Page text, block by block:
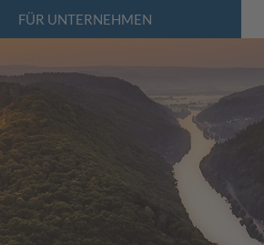
FÜR UNTERNEHMEN